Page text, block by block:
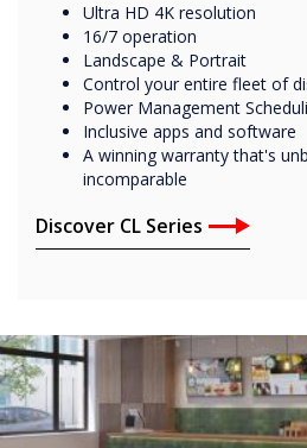
Ultra HD 4K resolution
16/7 operation
Landscape & Portrait
Control your entire fleet of
Power Management
Inclusive apps and software
A winning warranty that's
incomparable
Discover CL Series